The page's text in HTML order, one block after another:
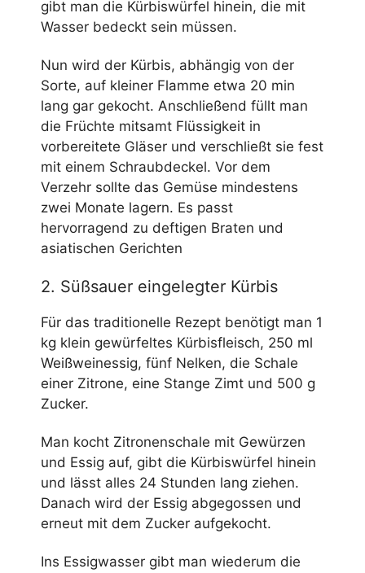
gibt man die Kürbiswürfel hinein, die mit
Wasser bedeckt sein müssen.
Nun wird der Kürbis, abhängig von der
Sorte, auf kleiner Flamme etwa 20 min
lang gar gekocht. Anschließend füllt man
die Früchte mitsamt Flüssigkeit in
vorbereitete Gläser und verschließt sie fest
mit einem Schraubdeckel. Vor dem
Verzehr sollte das Gemüse mindestens
zwei Monate lagern. Es passt
hervorragend zu deftigen Braten und
asiatischen Gerichten
2. Süßsauer eingelegter Kürbis
Für das traditionelle Rezept benötigt man 1
kg klein gewürfeltes Kürbisfleisch, 250 ml
Weißweinessig, fünf Nelken, die Schale
einer Zitrone, eine Stange Zimt und 500 g
Zucker.
Man kocht Zitronenschale mit Gewürzen
und Essig auf, gibt die Kürbiswürfel hinein
und lässt alles 24 Stunden lang ziehen.
Danach wird der Essig abgegossen und
erneut mit dem Zucker aufgekocht.
Ins Essigwasser gibt man wiederum die